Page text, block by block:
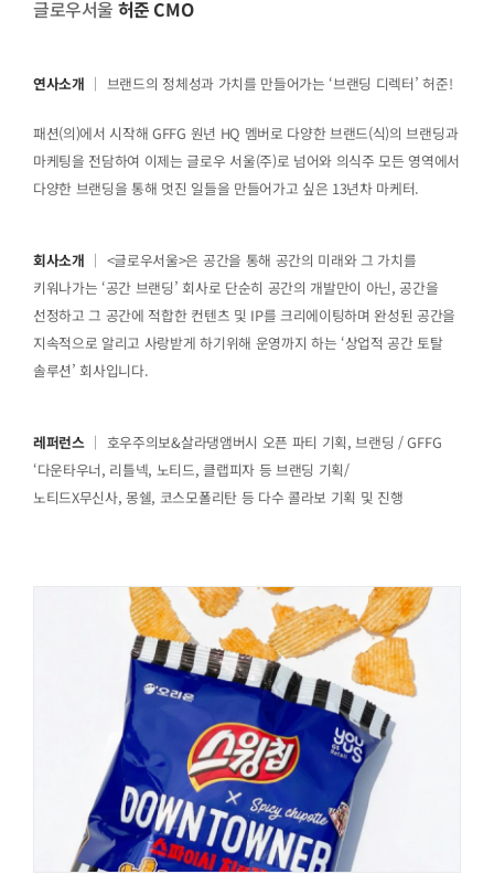
글로우서울 허준 CMO
연사소개 ｜ 브랜드의 정체성과 가치를 만들어가는 ‘브랜딩 디렉터’ 허준!
패션(의)에서 시작해 GFFG 원년 HQ 멤버로 다양한 브랜드(식)의 브랜딩과
마케팅을 전담하여 이제는 글로우 서울(주)로 넘어와 의식주 모든 영역에서
다양한 브랜딩을 통해 멋진 일들을 만들어가고 싶은 13년차 마케터.
회사소개 ｜ <글로우서울>은 공간을 통해 공간의 미래와 그 가치를
키워나가는 ‘공간 브랜딩’ 회사로 단순히 공간의 개발만이 아닌, 공간을
선정하고 그 공간에 적합한 컨텐츠 및 IP를 크리에이팅하며 완성된 공간을
지속적으로 알리고 사랑받게 하기위해 운영까지 하는 ‘상업적 공간 토탈
솔루션’ 회사입니다.
레퍼런스 ｜ 호우주의보&살라댕앰버시 오픈 파티 기획, 브랜딩 / GFFG
‘다운타우너, 리틀넥, 노티드, 클랩피자 등 브랜딩 기획/
노티드X무신사, 몽쉘, 코스모폴리탄 등 다수 콜라보 기획 및 진행